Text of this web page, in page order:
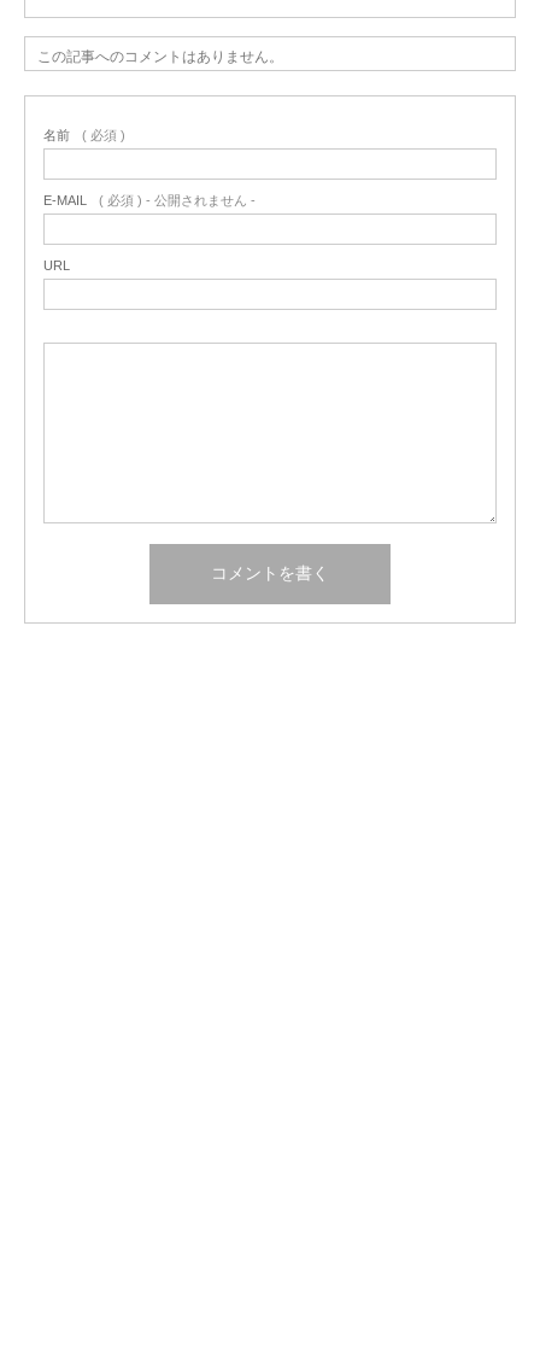
この記事へのコメントはありません。
名前 ( 必須 )
E-MAIL ( 必須 ) - 公開されません -
URL